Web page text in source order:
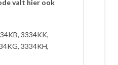
valt hier ook
3334KK,
3334KH,